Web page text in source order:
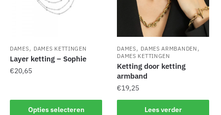
DAMES, DAMES KETTINGEN
Layer ketting – Sophie
€20,65
Opties selecteren
product
DAMES, DAMES ARMBANDEN ,
DAMES KETTINGEN
Ketting door ketting
armband
€19,25
Lees verder